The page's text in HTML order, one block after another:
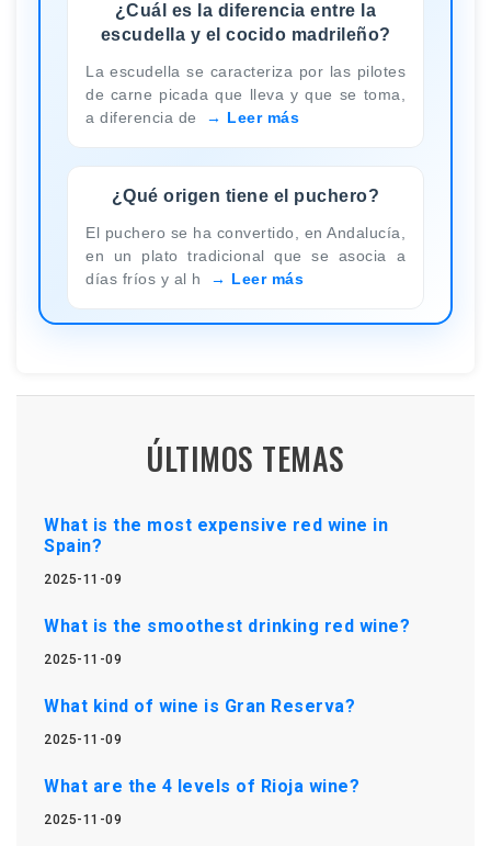
¿Cuál es la diferencia entre la
escudella y el cocido madrileño?
La escudella se caracteriza por las pilotes
de carne picada que lleva y que se toma,
a diferencia de
Leer más
¿Qué origen tiene el puchero?
El puchero se ha convertido, en Andalucía,
en un plato tradicional que se asocia a
días fríos y al h
Leer más
ÚLTIMOS TEMAS
What is the most expensive red wine in
Spain?
2025-11-09
What is the smoothest drinking red wine?
2025-11-09
What kind of wine is Gran Reserva?
2025-11-09
What are the 4 levels of Rioja wine?
2025-11-09